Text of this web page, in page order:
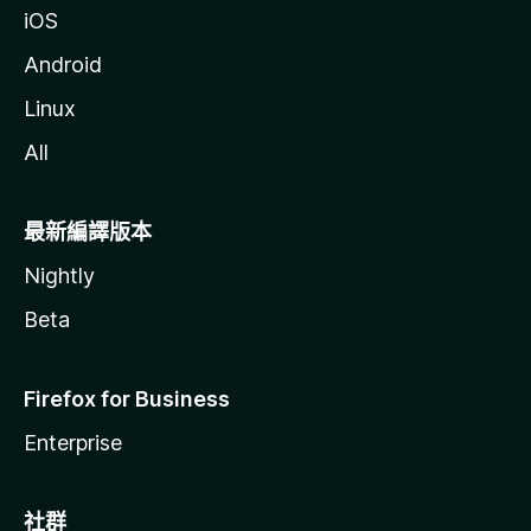
iOS
Android
Linux
All
最新編譯版本
Nightly
Beta
Firefox for Business
Enterprise
社群